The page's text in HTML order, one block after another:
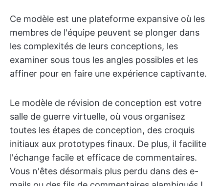
Ce modèle est une plateforme expansive où les
membres de l'équipe peuvent se plonger dans
les complexités de leurs conceptions, les
examiner sous tous les angles possibles et les
affiner pour en faire une expérience captivante.
Le modèle de révision de conception est votre
salle de guerre virtuelle, où vous organisez
toutes les étapes de conception, des croquis
initiaux aux prototypes finaux. De plus, il facilite
l'échange facile et efficace de commentaires.
Vous n'êtes désormais plus perdu dans des e-